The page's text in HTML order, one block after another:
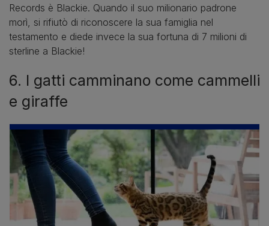
Records è Blackie. Quando il suo milionario padrone
morì, si rifiutò di riconoscere la sua famiglia nel
testamento e diede invece la sua fortuna di 7 milioni di
sterline a Blackie!
6. I gatti camminano come cammelli
e giraffe